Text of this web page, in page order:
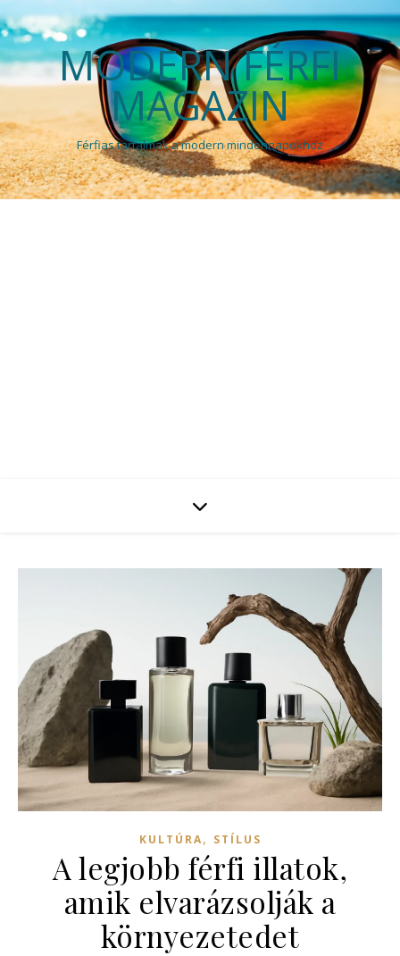
MODERN FÉRFI
MAGAZIN
Férfias tartalmak a modern mindennapokhoz
KULTÚRA, STÍLUS
A legjobb férfi illatok,
amik elvarázsolják a
környezetedet